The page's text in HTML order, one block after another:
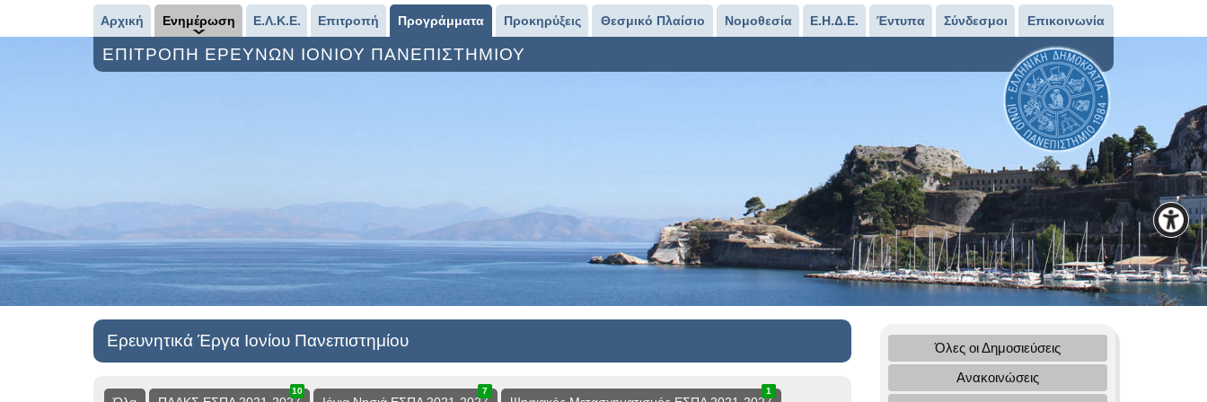
Αρχική Ενημέρωση Ε.Λ.Κ.Ε. Επιτροπή Προγράμματα Προκηρύξεις Θεσμικό Πλαίσιο Νομοθεσία Ε.Η.Δ.Ε. Έντυπα Σύνδεσμοι Επικοινωνία
ΕΠΙΤΡΟΠΗ ΕΡΕΥΝΩΝ ΙΟΝΙΟΥ ΠΑΝΕΠΙΣΤΗΜΙΟΥ
Ερευνητικά Έργα Ιονίου Πανεπιστημίου
10
3
13 7
1
8 101
Όλες οι Δημοσιεύσεις
Ανακοινώσεις